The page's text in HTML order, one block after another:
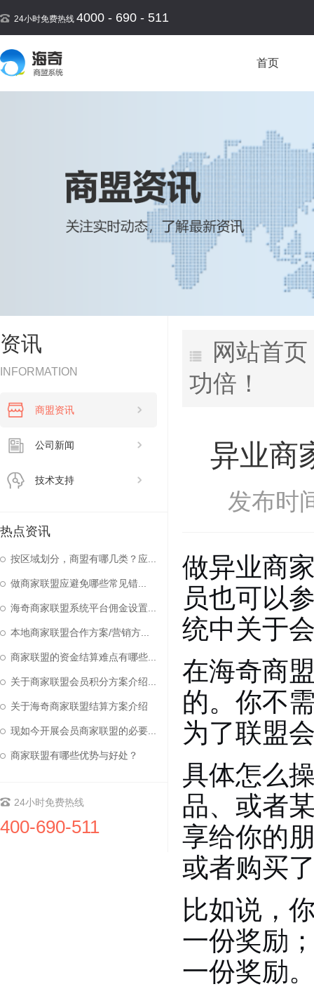
24小时免费热线 4000 - 690 - 511
首页
资讯
INFORMATION
商盟资讯
公司新闻
技术支持
热点资讯
按区域划分，商盟有哪几类？应...
做商家联盟应避免哪些常见错...
海奇商家联盟系统平台佣金设置...
本地商家联盟合作方案/营销方...
商家联盟的资金结算难点有哪些...
关于商家联盟会员积分方案介绍...
关于海奇商家联盟结算方案介绍
现如今开展会员商家联盟的必要...
商家联盟有哪些优势与好处？
24小时免费热线
400-690-511
网站首页
功倍！
异业商
发布时
做异业商
员也可以
统中关于
在海奇商
的。你不
为了联盟
具体怎么
品、或者
享给你的
或者购买
比如说，
一份奖励
一份奖励